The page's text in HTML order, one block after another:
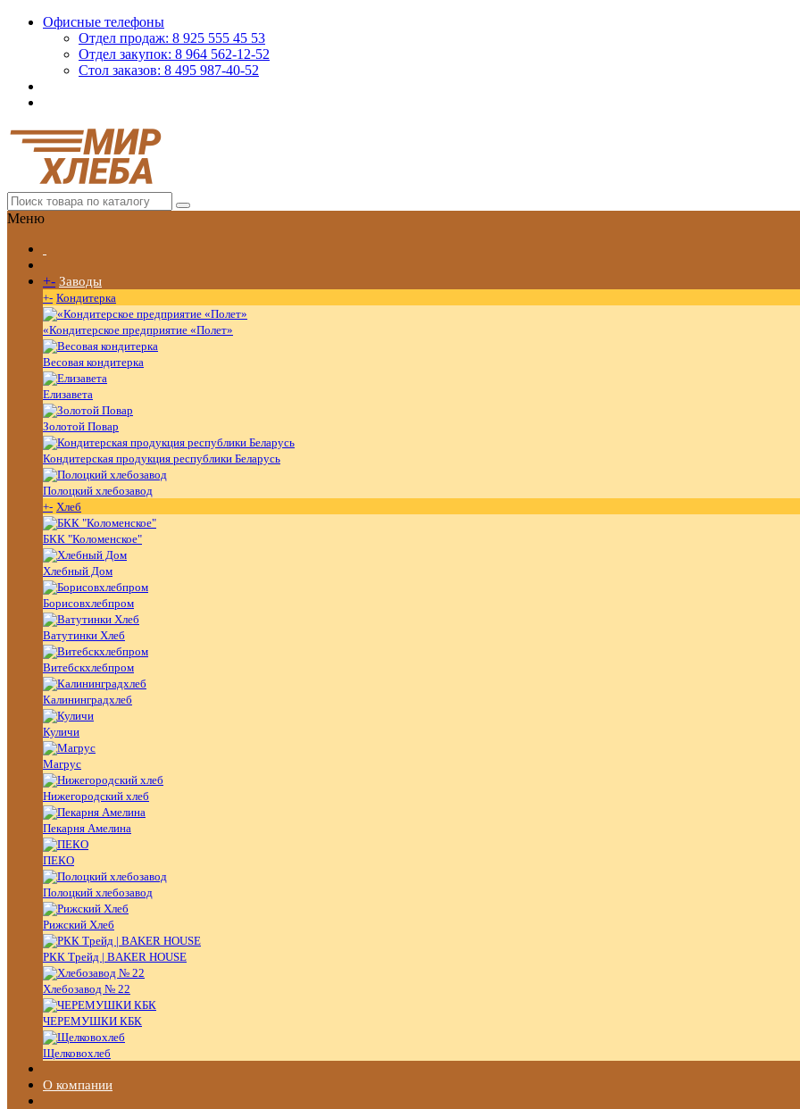
Офисные телефоны
Отдел продаж: 8 925 555 45 53
Отдел закупок: 8 964 562-12-52
Стол заказов: 8 495 987-40-52
Меню
+- Заводы
+- Кондитерка
«Кондитерское предприятие «Полет»
Весовая кондитерка
Елизавета
Золотой Повар
Кондитерская продукция республики Беларусь
Полоцкий хлебозавод
+- Хлеб
БКК "Коломенское"
Хлебный Дом
Борисовхлебпром
Ватутинки Хлеб
Витебскхлебпром
Калининградхлеб
Куличи
Магрус
Нижегородский хлеб
Пекарня Амелина
ПЕКО
Полоцкий хлебозавод
Рижский Хлеб
РКК Трейд | BAKER HOUSE
Хлебозавод № 22
ЧЕРЕМУШКИ КБК
Щелковохлеб
О компании